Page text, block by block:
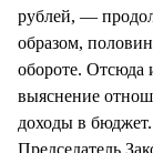
рублей, —
образом,
обороте. Отсюда
выяснение
доходы в бюджет.
Председатель